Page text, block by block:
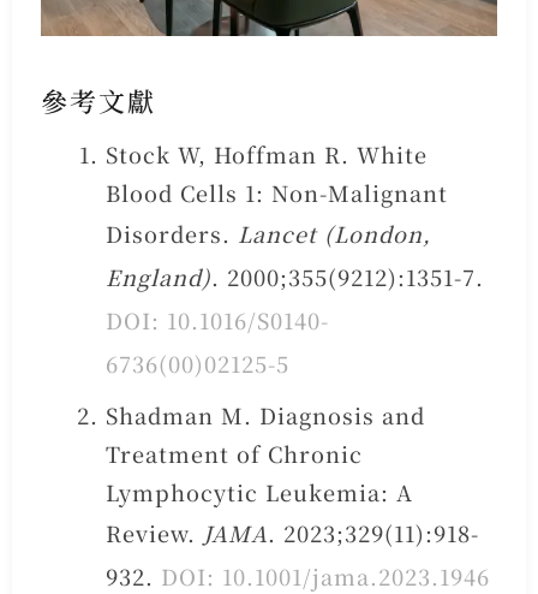
參考文獻
Stock W, Hoffman R. White
Blood Cells 1: Non-Malignant
Disorders. Lancet (London,
England). 2000;355(9212):1351-7.
DOI: 10.1016/S0140-
6736(00)02125-5
Shadman M. Diagnosis and
Treatment of Chronic
Lymphocytic Leukemia: A
Review. JAMA. 2023;329(11):918-
932. DOI: 10.1001/jama.2023.1946